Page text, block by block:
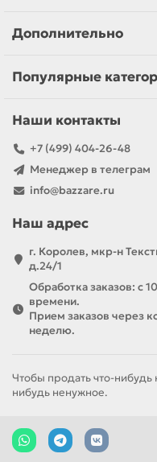
Дополнительно
Популярные
Наши контакты
+7 (499) 404-26-48
Менеджер в телеграм
info@bazzare.ru
Наш адрес
г. Королев, мкр-н
д.24/1
Обработка заказов: с
времени.
Прием заказов через
неделю.
Чтобы продать что-нибудь
нибудь ненужное.